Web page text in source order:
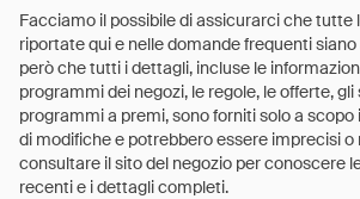
Facciamo il possibile di assicurarci che tutte
riportate qui e nelle domande frequenti
però che tutti i dettagli, incluse le
programmi dei negozi, le regole, le offerte,
programmi a premi, sono forniti solo a
di modifiche e potrebbero essere imprecisi o
consultare il sito del negozio per conoscere
recenti e i dettagli completi.